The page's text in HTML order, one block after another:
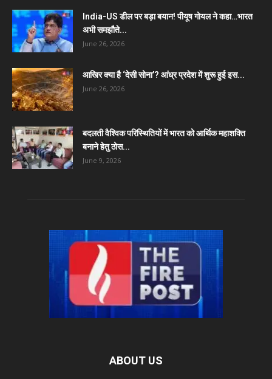
India-US डील पर बड़ा बयान! पीयूष गोयल ने कहा…भारत
अभी समझौते...
June 26, 2026
आखिर क्या है ‘देसी सोना’? आंध्र प्रदेश में शुरू हुई इस...
June 26, 2026
बदलती वैश्विक परिस्थितियों में भारत को आर्थिक महाशक्ति
बनाने हेतु ठोस...
June 9, 2026
ABOUT US